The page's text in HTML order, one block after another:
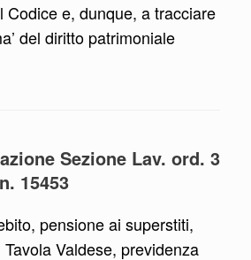
Codice e, dunque, a tracciare
del diritto patrimoniale
Sezione Lav. ord. 3
15453
pensione ai superstiti,
Valdese, previdenza